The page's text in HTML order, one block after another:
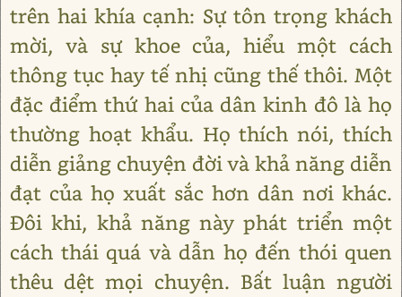
trên hai khía cạnh: Sự tôn trọng khách
mời, và sự khoe của, hiểu một cách
thông tục hay tế nhị cũng thế thôi. Một
đặc điểm thứ hai của dân kinh đô là họ
thường hoạt khẩu. Họ thích nói, thích
diễn giảng chuyện đời và khả năng diễn
đạt của họ xuất sắc hơn dân nơi khác.
Đôi khi, khả năng này phát triển một
cách thái quá và dẫn họ đến thói quen
thêu dệt mọi chuyện. Bất luận người